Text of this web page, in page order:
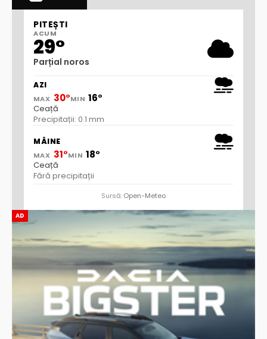
AD
PITEȘTI
ACUM
29°
Parțial noros
AZI
MAX 30°MIN 16°
Ceață
Precipitații: 0.1 mm
MÂINE
MAX 31°MIN 18°
Ceață
Fără precipitații
Sursă: Open-Meteo